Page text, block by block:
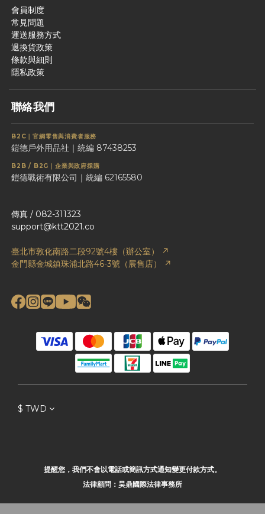
會員制度
常見問題
運送服務方式
退換貨政策
條款與細則
隱私政策
聯絡我們
B2C｜官網零售與消費者服務
鎧德戶外用品社｜統編 87438253
B2B / B2G｜企業與政府採購
鎧德戰術有限公司｜統編 62165580
傳真 / 082-311323
support@ktt2021.co
臺北市敦化南路二段92號4樓（辦公室） ↗
金門縣金城鎮珠浦北路46-3號（展售店） ↗
$ TWD
提醒您，我們不會以電話或簡訊方式通知變更付款方式。
法律顧問：昊鼎國際法律事務所